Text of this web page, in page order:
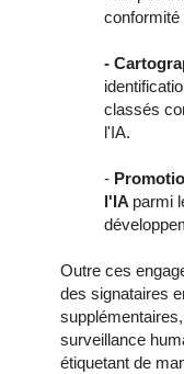
conformité
-
classés
l'IA.
-
l'IA parmi
Outre ces
des signataires
surveillance
étiquetant de